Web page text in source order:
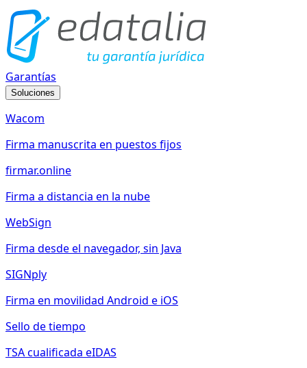
Garantías
Soluciones
Wacom
Firma manuscrita en puestos fijos
firmar.online
Firma a distancia en la nube
WebSign
Firma desde el navegador, sin Java
SIGNply
Firma en movilidad Android e iOS
Sello de tiempo
TSA cualificada eIDAS